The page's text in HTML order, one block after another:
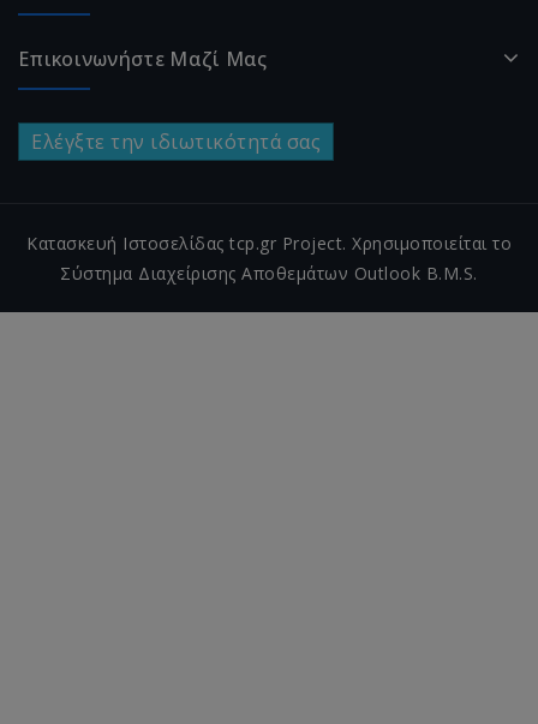
Επικοινωνήστε Μαζί Μας
Ελέγξτε την ιδιωτικότητά σας
Κατασκευή Ιστοσελίδας tcp.gr Project. Χρησιμοποιείται το
Σύστημα Διαχείρισης Αποθεμάτων Outlook B.M.S.